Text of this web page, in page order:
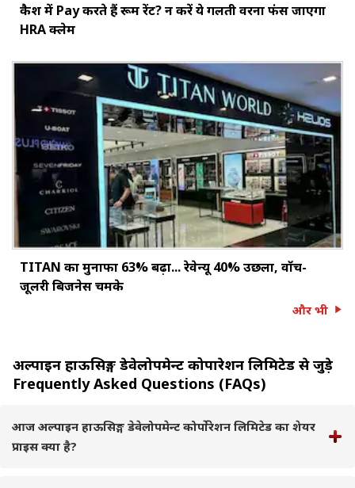
कैश में Pay करते हैं रूम रेंट? न करें ये गलती वरना फंस जाएगा
HRA क्लेम
TITAN का मुनाफा 63% बढ़ा... रेवेन्यू 40% उछला, वॉच-
जूलरी बिजनेस चमके
और भी
अल्पाइन हाऊसिङ्ग डेवेलोपमेन्ट कोर्पोरेशन लिमिटेड से जुड़े
Frequently Asked Questions (FAQs)
आज अल्पाइन हाऊसिङ्ग डेवेलोपमेन्ट कोर्पोरेशन लिमिटेड का शेयर
प्राइस क्या है?